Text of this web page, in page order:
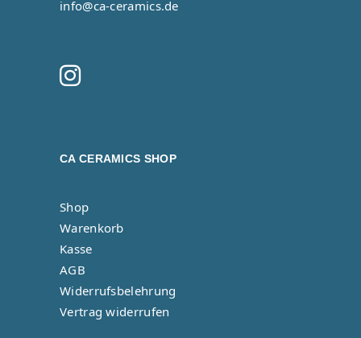
info@ca-ceramics.de
CA CERAMICS SHOP
Shop
Warenkorb
Kasse
AGB
Widerrufsbelehrung
Vertrag widerrufen